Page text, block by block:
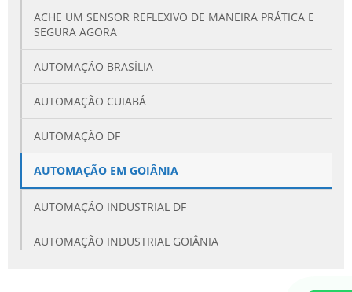
ACHE UM SENSOR REFLEXIVO DE MANEIRA PRÁTICA E
SEGURA AGORA
AUTOMAÇÃO BRASÍLIA
AUTOMAÇÃO CUIABÁ
AUTOMAÇÃO DF
AUTOMAÇÃO EM GOIÂNIA
AUTOMAÇÃO INDUSTRIAL DF
AUTOMAÇÃO INDUSTRIAL GOIÂNIA